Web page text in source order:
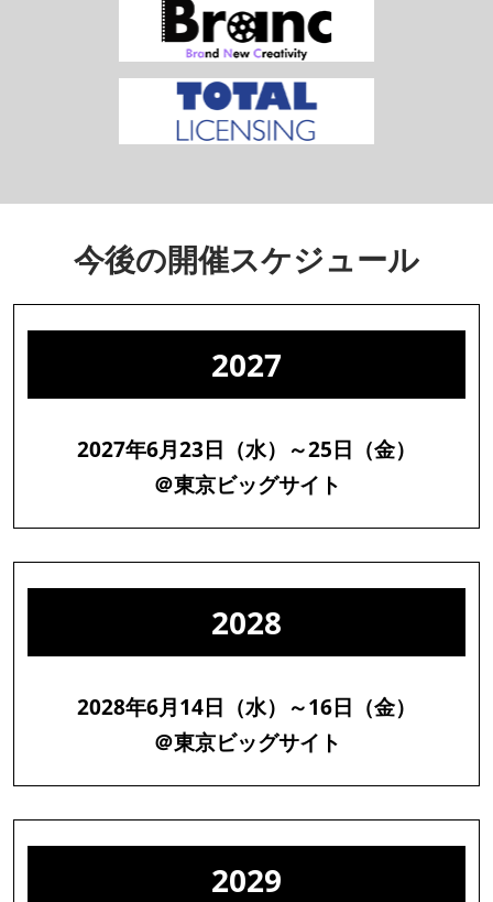
今後の開催スケジュール
2027
2027年6月23日（水）～25日（金）
＠東京ビッグサイト
2028
2028年6月14日（水）～16日（金）
＠東京ビッグサイト
2029